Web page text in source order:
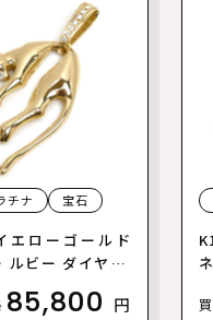
チナ 宝石
エローゴールド
ルビー ダイヤ ペ
ド0.15ct 7.6g レ
85,800 円